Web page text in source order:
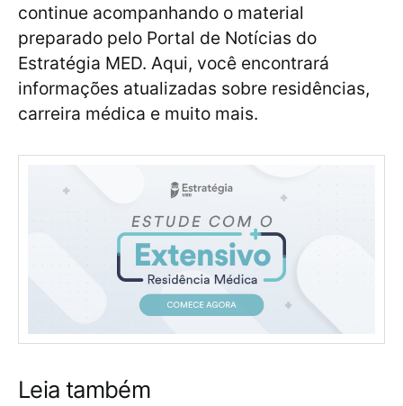
continue acompanhando o material
preparado pelo Portal de Notícias do
Estratégia MED. Aqui, você encontrará
informações atualizadas sobre residências,
carreira médica e muito mais.
Leia também